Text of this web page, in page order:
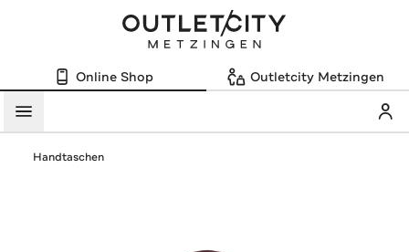
Online Shop Outletcity Metzingen
Menü
Handtaschen